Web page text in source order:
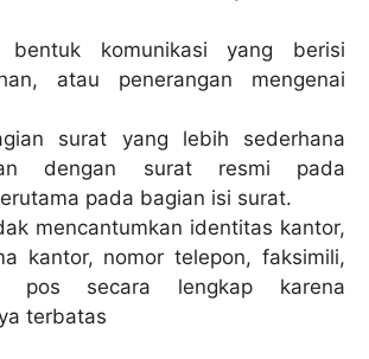
bentuk komunikasi yang berisi
atau penerangan mengenai
surat yang lebih sederhana
dengan surat resmi pada
pada bagian isi surat.
mencantumkan identitas kantor,
kantor, nomor telepon, faksimili,
pos secara lengkap karena
terbatas